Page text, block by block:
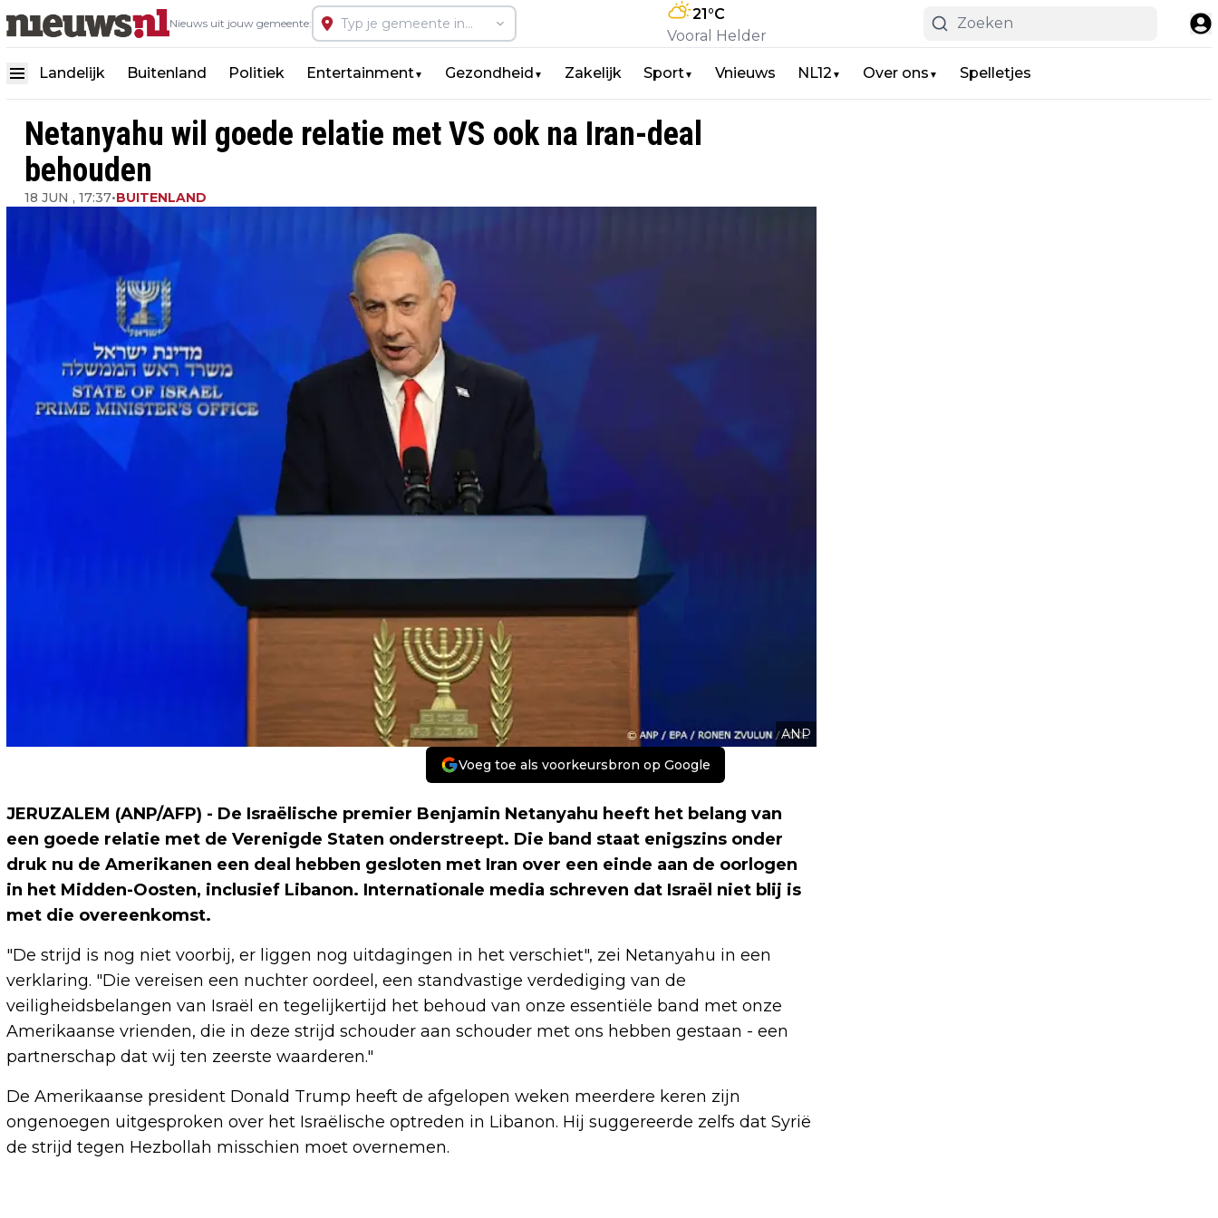
Nieuws uit jouw gemeente:
21°C
Vooral Helder
Landelijk Buitenland Politiek Entertainment▼ Gezondheid ▼ Zakelijk Sport▼ Vnieuws NL12 ▼ Over ons ▼ Spelletjes
Netanyahu wil goede relatie met VS ook na Iran-deal
behouden
18 JUN , 17:37•BUITENLAND
ANP
Voeg toe als voorkeursbron op Google
JERUZALEM (ANP/AFP) - De Israëlische premier Benjamin Netanyahu heeft het belang van
een goede relatie met de Verenigde Staten onderstreept. Die band staat enigszins onder
druk nu de Amerikanen een deal hebben gesloten met Iran over een einde aan de oorlogen
in het Midden-Oosten, inclusief Libanon. Internationale media schreven dat Israël niet blij is
met die overeenkomst.
"De strijd is nog niet voorbij, er liggen nog uitdagingen in het verschiet", zei Netanyahu in een
verklaring. "Die vereisen een nuchter oordeel, een standvastige verdediging van de
veiligheidsbelangen van Israël en tegelijkertijd het behoud van onze essentiële band met onze
Amerikaanse vrienden, die in deze strijd schouder aan schouder met ons hebben gestaan - een
partnerschap dat wij ten zeerste waarderen."
De Amerikaanse president Donald Trump heeft de afgelopen weken meerdere keren zijn
ongenoegen uitgesproken over het Israëlische optreden in Libanon. Hij suggereerde zelfs dat Syrië
de strijd tegen Hezbollah misschien moet overnemen.